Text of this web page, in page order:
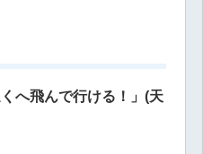
へ飛んで行ける！」(天